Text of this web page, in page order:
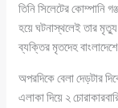
তিনি সিলেটের কোম্পানি
হয়ে ঘটনাস্থলেই তার মৃত্যু
ব্যক্তির মৃতদেহ
অপরদিকে বেলা দেড়টার
এলাকা দিয়ে ২